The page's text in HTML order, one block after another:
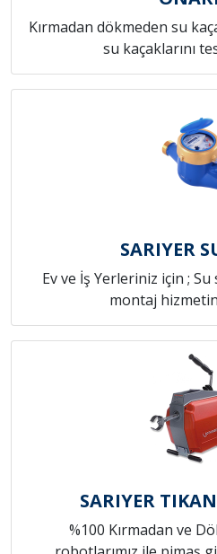
Kırmadan dökmeden su
su kaçaklarını
SARIYER
Ev ve İş Yerleriniz için ;
montaj
SARIYER
%100 Kırmadan ve